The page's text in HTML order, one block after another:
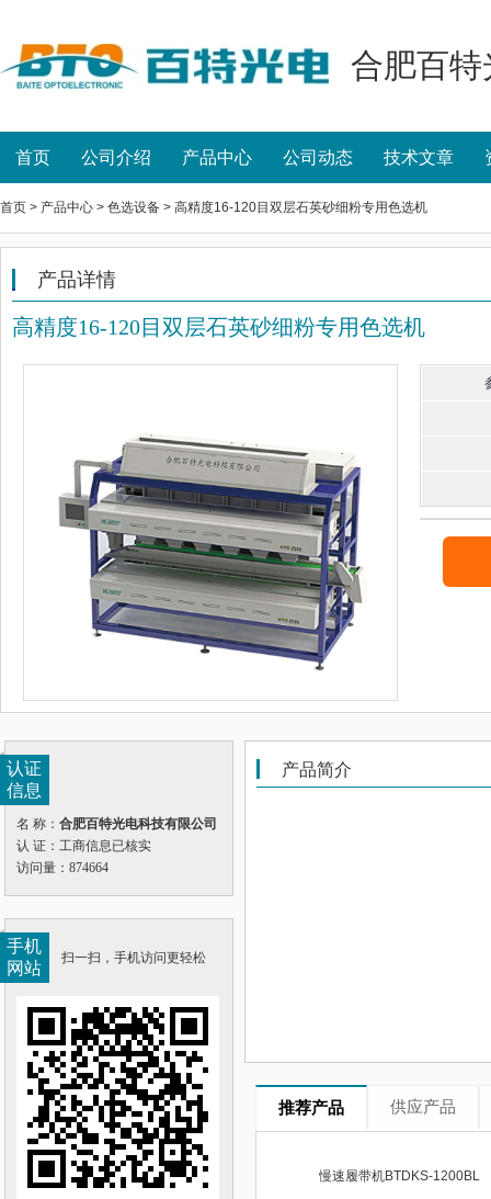
合肥百
首页 公司介绍 产品中心 公司动态 技术文章
首页 > 产品中心 > 色选设备 > 高精度16-120目双层石英砂细粉专用色选机
产品详情
高精度16-120目双层石英砂细粉专用色选机
认证
信息
名 称： 合肥百特光电科技有限公司
认 证：工商信息已核实
访问量：874664
手机
网站
扫一扫，手机访问更轻松
产品简介
推荐产品 供应产品
慢速履带机BTDKS-1200BL